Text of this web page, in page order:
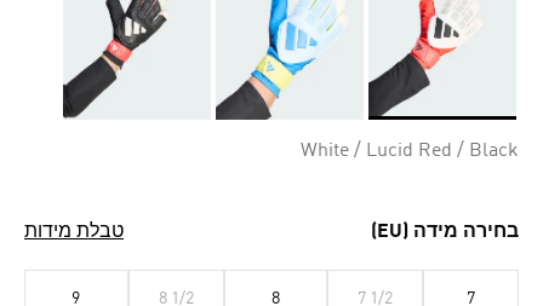
White / Lucid Red / Black
בחירה מידה (EU) טבלת מידות
7
7 1/2
8
8 1/2
9